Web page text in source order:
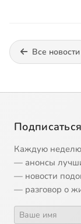
Все новости
Каждую
— анонсы
— новости
— разговор о